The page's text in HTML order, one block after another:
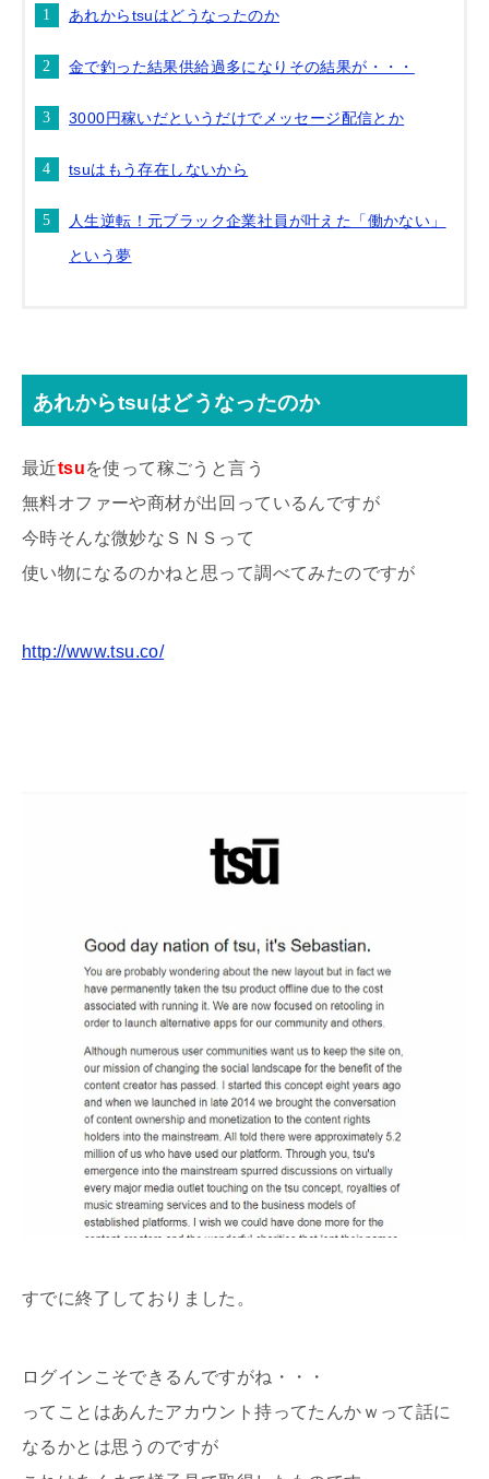
あれからtsuはどうなったのか
金で釣った結果供給過多になりその結果が・・・
3000円稼いだというだけでメッセージ配信とか
tsuはもう存在しないから
人生逆転！元ブラック企業社員が叶えた「働かない」
という夢
あれからtsuはどうなったのか
最近tsuを使って稼ごうと言う
無料オファーや商材が出回っているんですが
今時そんな微妙なＳＮＳって
使い物になるのかねと思って調べてみたのですが
http://www.tsu.co/
すでに終了しておりました。
ログインこそできるんですがね・・・
ってことはあんたアカウント持ってたんかｗって話に
なるかとは思うのですが